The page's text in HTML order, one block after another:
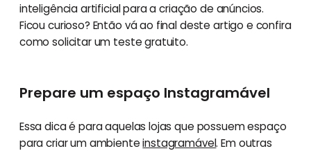
inteligência artificial para a criação de anúncios.
Ficou curioso? Então vá ao final deste artigo e confira
como solicitar um teste gratuito.
Prepare um espaço Instagramável
Essa dica é para aquelas lojas que possuem espaço
para criar um ambienteinstagramável. Em outras